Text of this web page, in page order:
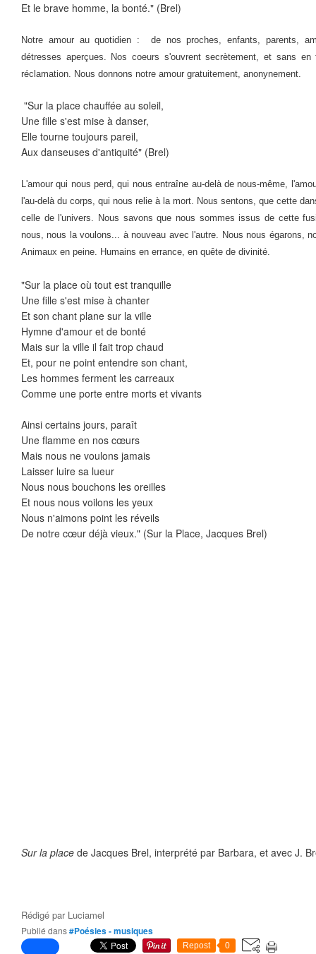
Et le brave homme, la bonté." (Brel)
Notre amour au quotidien : de nos proches, enfants, parents,
détresses aperçues. Nos coeurs s'ouvrent secrètement, et sans
réclamation. Nous donnons notre amour gratuitement, anonynement.
"Sur la place chauffée au soleil,
Une fille s'est mise à danser,
Elle tourne toujours pareil,
Aux danseuses d'antiquité" (Brel)
L'amour qui nous perd, qui nous entraîne au-delà de nous-même,
l'au-delà du corps, qui nous relie à la mort. Nous sentons, que cette
celle de l'univers. Nous savons que nous sommes issus de cette
nous, nous la voulons... à nouveau avec l'autre. Nous nous égarons,
Animaux en peine. Humains en errance, en quête de divinité.
"Sur la place où tout est tranquille
Une fille s'est mise à chanter
Et son chant plane sur la ville
Hymne d'amour et de bonté
Mais sur la ville il fait trop chaud
Et, pour ne point entendre son chant,
Les hommes ferment les carreaux
Comme une porte entre morts et vivants
Ainsi certains jours, paraît
Une flamme en nos cœurs
Mais nous ne voulons jamais
Laisser luire sa lueur
Nous nous bouchons les oreilles
Et nous nous voilons les yeux
Nous n'aimons point les réveils
De notre cœur déjà vieux." (Sur la Place, Jacques Brel)
Sur la place de Jacques Brel, interprété par Barbara, et avec J.
Rédigé par Luciamel
Publié dans#Poésies - musiques
Repost 0